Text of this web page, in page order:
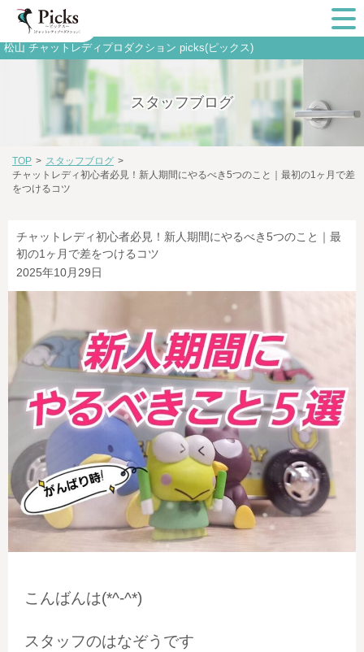
松山 チャットレディプロダクション picks(ピックス)
スタッフブログ
TOP > スタッフブログ >
チャットレディ初心者必見！新人期間にやるべき5つのこと｜最初の1ヶ月で差
をつけるコツ
チャットレディ初心者必見！新人期間にやるべき5つのこと｜最
初の1ヶ月で差をつけるコツ
2025年10月29日
こんばんは(*^-^*)
スタッフのはなぞうです